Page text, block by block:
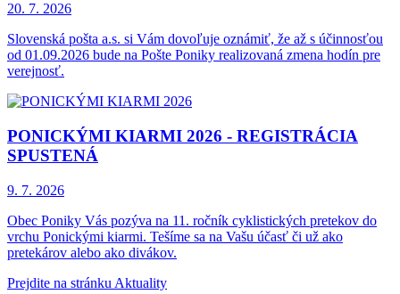
20. 7. 2026
Slovenská pošta a.s. si Vám dovoľuje oznámiť, že až s účinnosťou
od 01.09.2026 bude na Pošte Poniky realizovaná zmena hodín pre
verejnosť.
PONICKÝMI KIARMI 2026 - REGISTRÁCIA
SPUSTENÁ
9. 7. 2026
Obec Poniky Vás pozýva na 11. ročník cyklistických pretekov do
vrchu Ponickými kiarmi. Tešíme sa na Vašu účasť či už ako
pretekárov alebo ako divákov.
Prejdite na stránku Aktuality